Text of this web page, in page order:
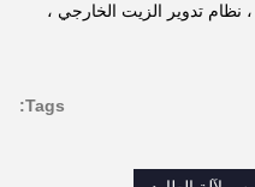
نظام تدوير الزيت الخارجي ،
Tags: